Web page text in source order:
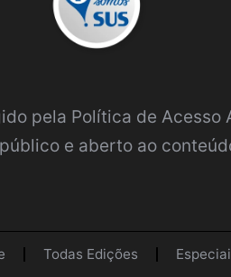
pela Política de Acesso
e aberto ao
Todas Edições